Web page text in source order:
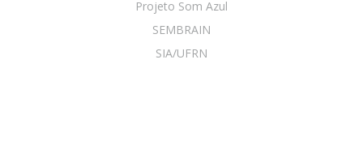
Projeto Som Azul
SEMBRAIN
SIA/UFRN